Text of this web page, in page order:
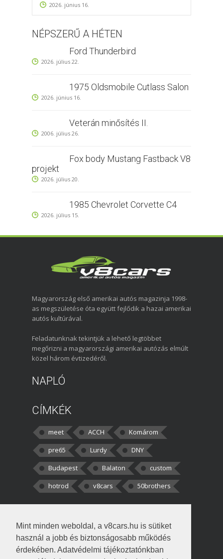
Mint minden weboldal, a v8cars.hu is sütiket
használ a jobb és biztonságosabb működés
érdekében. Adatvédelmi tájékoztatónkban
2026. június 16.
NÉPSZERŰ A HÉTEN
Ford Thunderbird
2026. július 22.
1975 Oldsmobile Cutlass Salon
2026. június 16.
Veterán minősítés II.
2006. július 26.
Fox body Mustang Fastback V8
projekt
2026. július 20.
1985 Chevrolet Corvette C4
2026. július 15.
Magyarország első amerikai autós magazinja 1998-
as megszületése óta együtt fejlődik a hazai amerikai
autós kultúrával.
Feladatunknak tekintjük a lehető legtöbbet
megőrizni a magyarországi amerikai autózás elmúlt
közel három évtizedéről.
NAPLÓ
CÍMKÉK
meet ACCH
Komárom
pre65
Lurdy
DNY
Budapest
Balaton
custom
hotrod
v8cars 50brothers
kortisz:Elszúrtam! Én csak két
darabbaal számoltam. Nem tudtam, hogy fél autót,